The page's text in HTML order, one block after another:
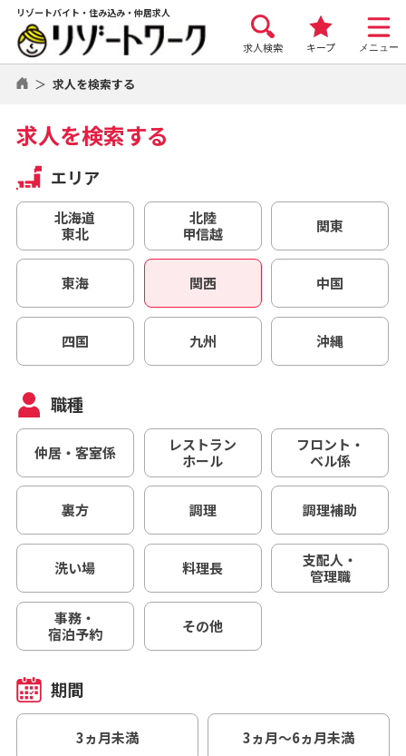
リゾートバイト・住み込み・仲居求人
求人検索 キープ メニュー
求人を検索する
求人を検索する
エリア
北海道
東北
北陸
甲信越
関東
東海 関西 中国
四国 九州 沖縄
職種
仲居・客室係
レストラン
ホール
フロント・
ベル係
裏方 調理 調理補助
洗い場 料理長
支配人・
管理職
事務・
宿泊予約
その他
期間
3ヵ月未満 3ヵ月～6ヵ月未満